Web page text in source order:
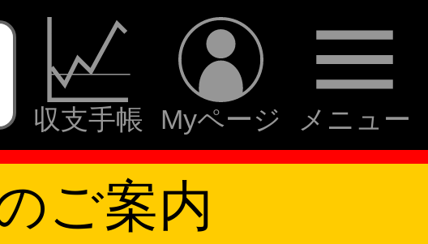
収支手帳 Myページ メニュー
ご案内